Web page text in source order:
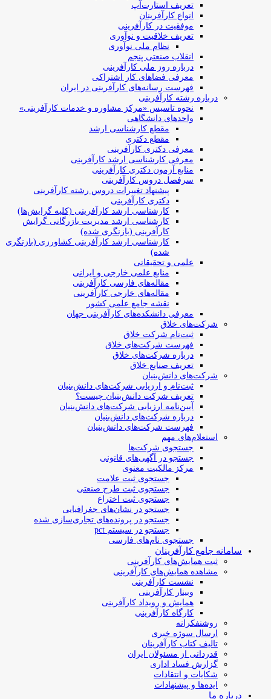
تعریف استارت‌آپ
انواع کارآفرینان
موفقیت در کارآفرینی
تعریف خلاقیت و نوآوری
نظام ملی نوآوری
انقلاب صنعتی پنجم
درباره روز ملی کارآفرینی
معرفی فضاهای کار اشتراکی
فهرست رسانه‌های کارآفرینی در ایران
درباره رشته کارآفرینی
نحوه تاسیس «مرکز مشاوره و خدمات کارآفرینی»
واحدهای دانشگاهی
مقطع کارشناسی ارشد
مقطع دکتری
معرفی دکتری کارآفرینی
معرفی کارشناسی ارشد کارآفرینی
منابع آزمون دکتری کارآفرینی
سرفصل دروس کارآفرینی
پیشنهاد تغییرات دروس رشته کارآفرینی
دکتری کارآفرینی
کارشناسی ارشد کارآفرینی (کلیه گرایش‌ها)
کارشناسی ارشد مدیریت بازرگانی گرایش
کارآفرینی (بازنگری شده)
کارشناسی ارشد کارآفرینی کشاورزی (بازنگری
شده)
علمی و تحقیقاتی
منابع علمی خارجی و ایرانی
مقاله‌های فارسی کارآفرینی
مقاله‌های خارجی کارآفرینی
نقشه جامع علمی کشور
معرفی دانشکده‌های کارآفرینی جهان
شرکت‌های خلاق
ثبت‌نام شرکت خلاق
فهرست شرکت‌های خلاق
درباره شرکت‌های خلاق
تعریف صنایع خلاق
شرکت‌های دانش‌بنیان
ثبت‌نام و ارزیابی شرکت‌های دانش‌بنیان
تعریف شرکت دانش‌بنیان چیست؟
آیین‌نامه ارزیابی شرکت‌های دانش‌بنیان
درباره شرکت‌های دانش‌بنیان
فهرست شرکت‌های دانش‌بنیان
استعلام‌های مهم
جستجوی شرکت‌ها
جستجو در آگهی‌های قانونی
مرکز مالکیت معنوی
جستجوی ثبت علامت
جستجوی ثبت طرح صنعتی
جستجوی ثبت اختراع
جستجو در نشان‌های جغرافیایی
جستجو در پرونده‌های تجاری‌سازی شده
جستجو در سیستم pct
جستجوی نام‌های فارسی
سامانه جامع کارآفرینان
ثبت همایش‌های کارآفرینی
مشاهده همایش‌های کارآفرینی
نشست کارآفرینی
وبینار کارآفرینی
همایش و رویداد کارآفرینی
کارگاه کارآفرینی
روشنفکرانه
ارسال سوژه‌ خبری
تالیف کتاب کارآفرینان
قدردانی از مسئولان ایران
گزارش فساد اداری
شکایات و انتقادات
ایده‌ها و پیشنهادات
درباره ما